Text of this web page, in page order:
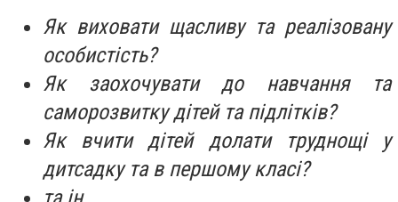
Як виховати щасливу та реалізовану
особистість?
Як заохочувати до навчання та
саморозвитку дітей та підлітків?
Як вчити дітей долати труднощі у
дитсадку та в першому класі?